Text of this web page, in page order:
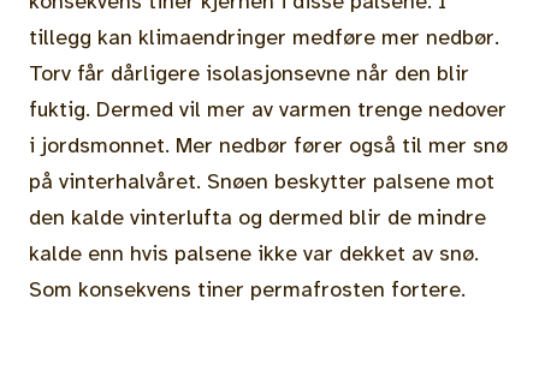
tillegg kan klimaendringer medføre mer nedbør.
Torv får dårligere isolasjonsevne når den blir
fuktig. Dermed vil mer av varmen trenge nedover
i jordsmonnet. Mer nedbør fører også til mer snø
på vinterhalvåret. Snøen beskytter palsene mot
den kalde vinterlufta og dermed blir de mindre
kalde enn hvis palsene ikke var dekket av snø.
Som konsekvens tiner permafrosten fortere.